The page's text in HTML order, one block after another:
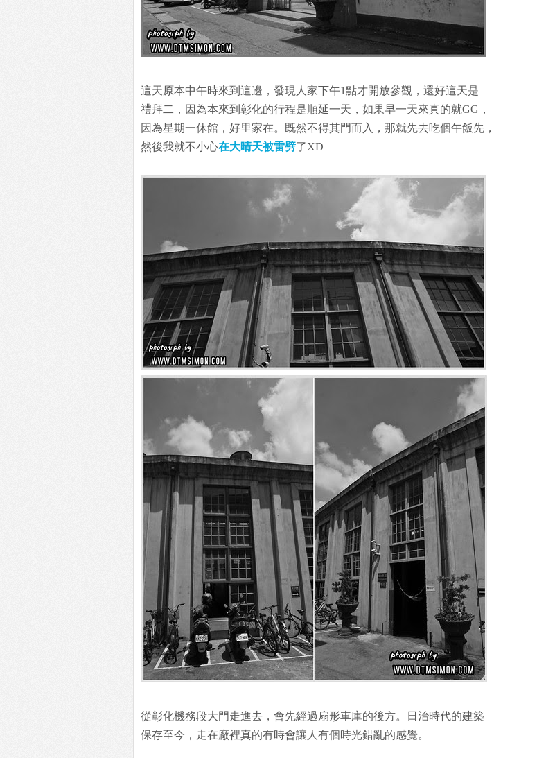
這天原本中午時來到這邊，發現人家下午1點才開放參觀，還好這天是
禮拜二，因為本來到彰化的行程是順延一天，如果早一天來真的就GG，
因為星期一休館，好里家在。既然不得其門而入，那就先去吃個午飯先，
然後我就不小心在大晴天被雷劈了XD
從彰化機務段大門走進去，會先經過扇形車庫的後方。日治時代的建築
保存至今，走在廠裡真的有時會讓人有個時光錯亂的感覺。